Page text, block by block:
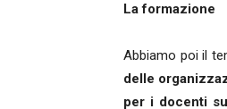
La formazione
Abbiamo poi il
delle
per i docenti